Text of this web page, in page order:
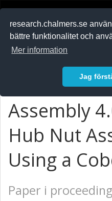
research.chalmers.se
bättre funktionalitet och
Mer information
Jag
Assembly
Hub Nut
Using a
Paper i